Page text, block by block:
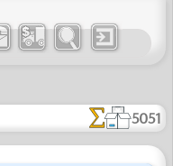
5051